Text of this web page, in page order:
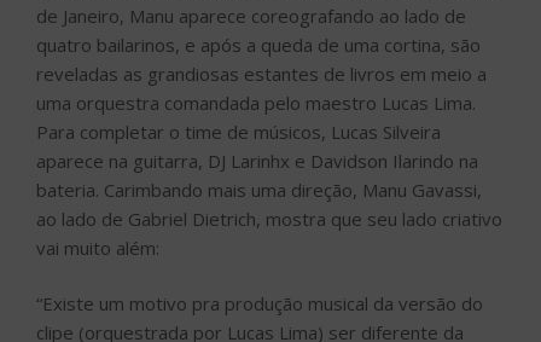
de Janeiro, Manu aparece coreografando ao lado de
quatro bailarinos, e após a queda de uma cortina, são
reveladas as grandiosas estantes de livros em meio a
uma orquestra comandada pelo maestro Lucas Lima.
Para completar o time de músicos, Lucas Silveira
aparece na guitarra, DJ Larinhx e Davidson Ilarindo na
bateria. Carimbando mais uma direção, Manu Gavassi,
ao lado de Gabriel Dietrich, mostra que seu lado criativo
vai muito além:
“Existe um motivo pra produção musical da versão do
clipe (orquestrada por Lucas Lima) ser diferente da